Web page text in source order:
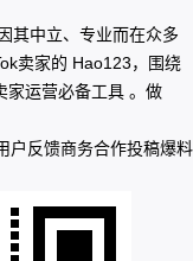
其中立、专业而在众多
卖家的 Hao123，围绕
家运营必备工具 。做
户反馈商务合作投稿爆料